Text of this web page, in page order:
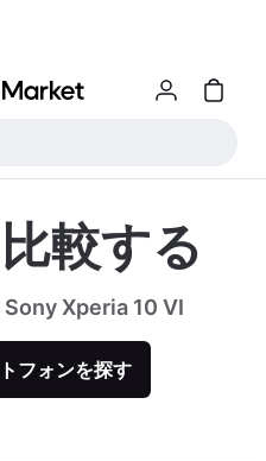
較する
Xperia 10 VI
フォンを探す